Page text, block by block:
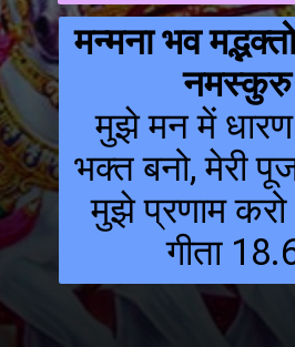
मन्मना भव
मुझे मन में
भक्त बनो, मेरी
मुझे प्रणाम
गीता